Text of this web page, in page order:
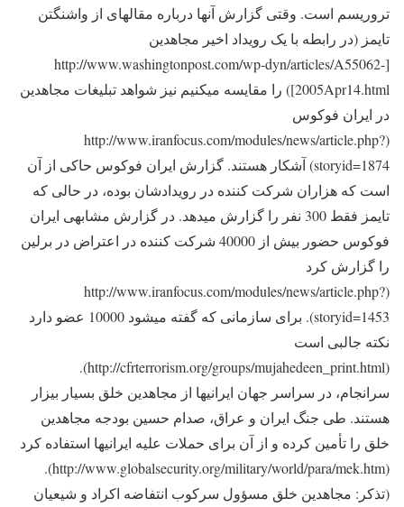
تروریسم است. وقتی گزارش آنها درباره مقاله‎ای از واشنگتن
تایمز (در رابطه با یک رویداد اخیر مجاهدین
[http://www.washingtonpost.com/wp-dyn/articles/A55062-
2005Apr14.html]) را مقایسه می‎کنیم نیز شواهد تبلیغات مجاهدین
در ایران فوکوس
(http://www.iranfocus.com/modules/news/article.php?
storyid=1874) آشکار هستند. گزارش ایران فوکوس حاکی از آن
است که هزاران شرکت کننده در رویدادشان بوده، در حالی که
تایمز فقط 300 نفر را گزارش می‎دهد. در گزارش مشابهی ایران
فوکوس حضور بیش از 40000 شرکت کننده در اعتراض در برلین
را گزارش کرد
(http://www.iranfocus.com/modules/news/article.php?
storyid=1453). برای سازمانی که گفته می‎شود 10000 عضو دارد
نکته جالبی است
(http://cfrterrorism.org/groups/mujahedeen_print.html).
سرانجام، در سراسر جهان ایرانی‎ها از مجاهدین خلق بسیار بیزار
هستند. طی جنگ ایران و عراق، صدام حسین بودجه مجاهدین
خلق را تأمین کرده و از آن برای حملات علیه ایرانی‎ها استفاده کرد
(http://www.globalsecurity.org/military/world/para/mek.htm).
(تذکر: مجاهدین خلق مسؤول سرکوب انتفاضه اکراد و شیعیان